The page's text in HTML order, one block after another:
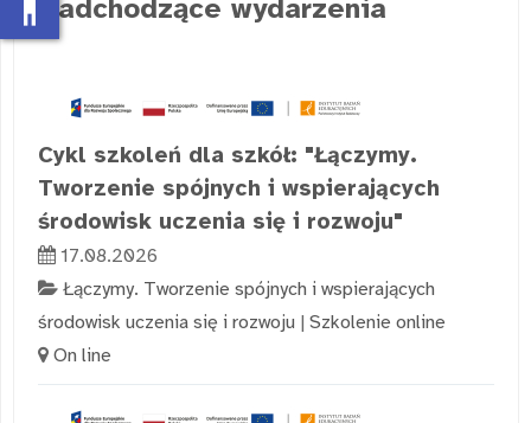
Nadchodzące wydarzenia
Cykl szkoleń dla szkół: "Łączymy.
Tworzenie spójnych i wspierających
środowisk uczenia się i rozwoju"
17.08.2026
Łączymy. Tworzenie spójnych i wspierających
środowisk uczenia się i rozwoju | Szkolenie online
On line